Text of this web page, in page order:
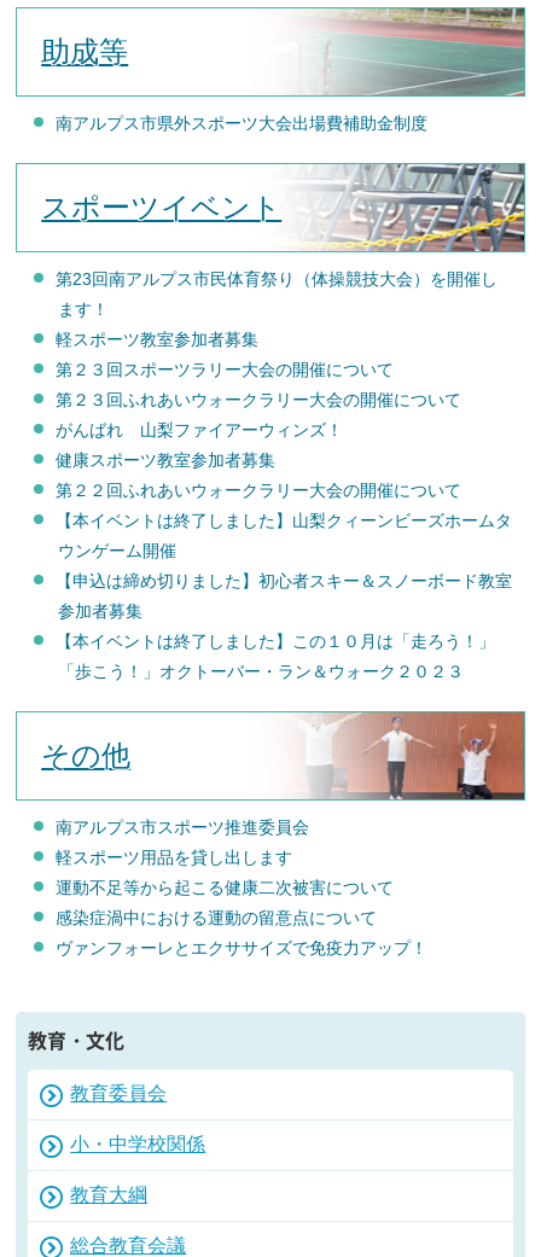
助成等
南アルプス市県外スポーツ大会出場費補助金制度
スポーツイベント
第23回南アルプス市民体育祭り（体操競技大会）を開催し
ます！
軽スポーツ教室参加者募集
第２３回スポーツラリー大会の開催について
第２３回ふれあいウォークラリー大会の開催について
がんばれ 山梨ファイアーウィンズ！
健康スポーツ教室参加者募集
第２２回ふれあいウォークラリー大会の開催について
【本イベントは終了しました】山梨クィーンビーズホームタ
ウンゲーム開催
【申込は締め切りました】初心者スキー＆スノーボード教室
参加者募集
【本イベントは終了しました】この１０月は「走ろう！」
「歩こう！」オクトーバー・ラン＆ウォーク２０２３
その他
南アルプス市スポーツ推進委員会
軽スポーツ用品を貸し出します
運動不足等から起こる健康二次被害について
感染症渦中における運動の留意点について
ヴァンフォーレとエクササイズで免疫力アップ！
教育・文化
教育委員会
小・中学校関係
教育大綱
総合教育会議